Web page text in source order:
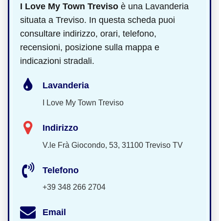
I Love My Town Treviso è una Lavanderia
situata a Treviso. In questa scheda puoi
consultare indirizzo, orari, telefono,
recensioni, posizione sulla mappa e
indicazioni stradali.
Lavanderia
I Love My Town Treviso
Indirizzo
V.le Frà Giocondo, 53, 31100 Treviso TV
Telefono
+39 348 266 2704
Email